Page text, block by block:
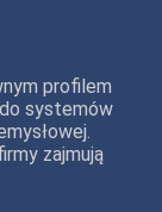
profilem
systemów
zajmują